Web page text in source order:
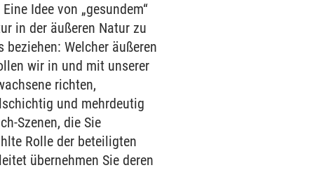
Idee von „gesundem“
in der äußeren Natur zu
Welcher äußeren
wir in und mit unserer
richten,
und mehrdeutig
Szenen, die Sie
Rolle der beteiligten
übernehmen Sie deren